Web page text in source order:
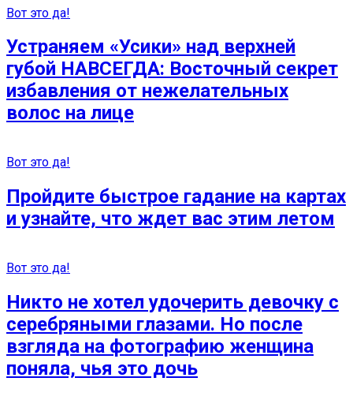
Вот это да!
Устраняем «Усики» над верхней
губой НАВСЕГДА: Восточный секрет
избавления от нежелательных
волос на лице
Вот это да!
Пройдите быстрое гадание на картах
и узнайте, что ждет вас этим летом
Вот это да!
Никто не хотел удочерить девочку с
серебряными глазами. Но после
взгляда на фотографию женщина
поняла, чья это дочь